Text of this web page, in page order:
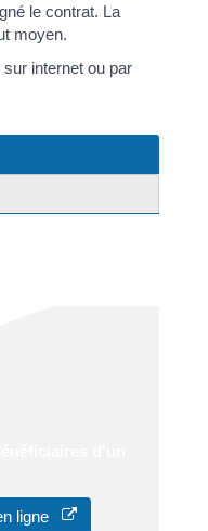
le contrat. La
moyen.
internet ou par
ligne